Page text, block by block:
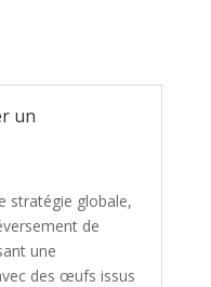
un
stratégie globale,
de
une
des œufs issus